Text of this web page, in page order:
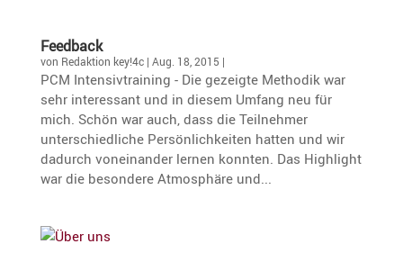
Feedback
von Redaktion key!4c| Aug. 18, 2015 |
PCM Intensivtraining - Die gezeigte Methodik war
sehr interessant und in diesem Umfang neu für
mich. Schön war auch, dass die Teilnehmer
unterschiedliche Persönlichkeiten hatten und wir
dadurch voneinander lernen konnten. Das Highlight
war die besondere Atmosphäre und...